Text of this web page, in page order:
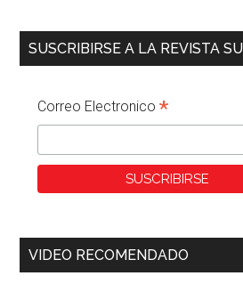
SUSCRIBIRSE A LA REVISTA
Correo Electronico*
VIDEO RECOMENDADO